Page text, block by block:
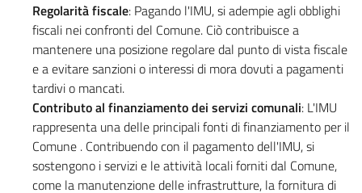
Regolarità fiscale: Pagando l'IMU, si adempie agli obblighi
fiscali nei confronti del Comune. Ciò contribuisce a
mantenere una posizione regolare dal punto di vista fiscale
e a evitare sanzioni o interessi di mora dovuti a pagamenti
tardivi o mancati.
Contributo al finanziamento dei servizi comunali: L'IMU
rappresenta una delle principali fonti di finanziamento per il
Comune . Contribuendo con il pagamento dell'IMU, si
sostengono i servizi e le attività locali forniti dal Comune,
come la manutenzione delle infrastrutture, la fornitura di